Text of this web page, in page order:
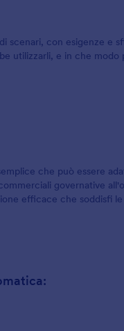
scenari, con esigenze e
utilizzarli, e in che modo
che può essere
governative
efficace che soddisfi